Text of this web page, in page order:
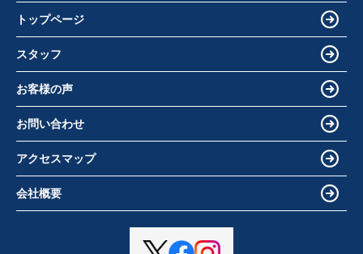
トップページ
スタッフ
お客様の声
お問い合わせ
アクセスマップ
会社概要